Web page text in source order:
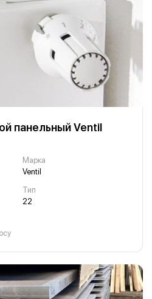
панельный Ventil
Марка
Ventil
Тип
22